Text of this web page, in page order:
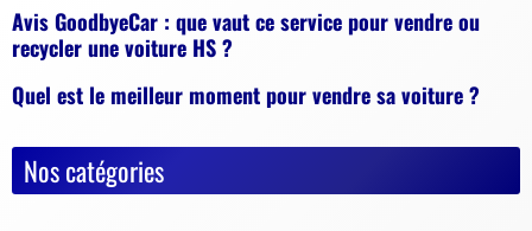
Avis GoodbyeCar : que vaut ce service pour vendre ou
recycler une voiture HS ?
Quel est le meilleur moment pour vendre sa voiture ?
Nos catégories